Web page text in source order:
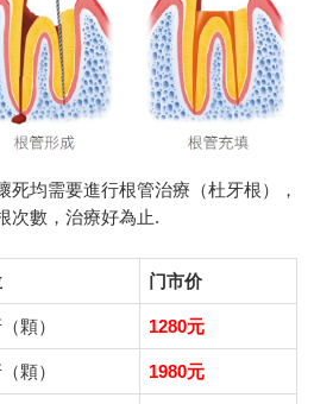
死均需要進行根管治療（杜牙根），
次數，治療好為止.
门市价
顆） 1280元
顆） 1980元